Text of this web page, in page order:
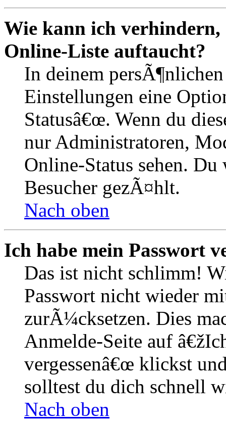
Wie kann ich verhindern,
Online-Liste auftaucht?
In deinem
Einstellungen eine
Statusâ€œ. Wenn du
nur Administratoren,
Online-Status sehen.
Besucher gezÃ¤hlt.
Nach oben
Ich habe mein Passwort
Das ist nicht schlimm!
Passwort nicht wieder
zurÃ¼cksetzen. Dies
Anmelde-Seite auf
vergessenâ€œ klickst
solltest du dich schnell
Nach oben